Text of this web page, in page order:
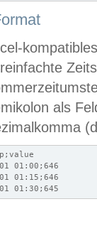
als
01:00;646
01:15;646
01:30;645